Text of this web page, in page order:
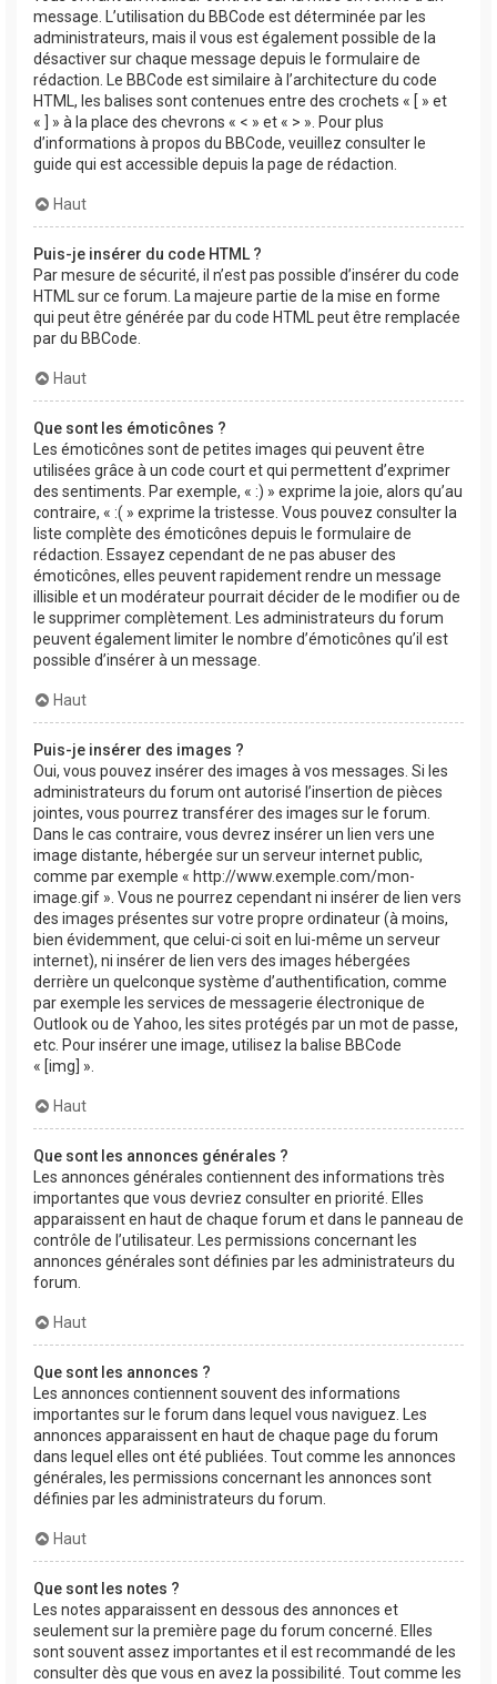
message. L’utilisation du BBCode est déterminée par les
administrateurs, mais il vous est également possible de la
désactiver sur chaque message depuis le formulaire de
rédaction. Le BBCode est similaire à l’architecture du code
HTML, les balises sont contenues entre des crochets « [ » et
« ] » à la place des chevrons « < » et « > ». Pour plus
d’informations à propos du BBCode, veuillez consulter le
guide qui est accessible depuis la page de rédaction.
Haut
Puis-je insérer du code HTML ?
Par mesure de sécurité, il n’est pas possible d’insérer du code
HTML sur ce forum. La majeure partie de la mise en forme
qui peut être générée par du code HTML peut être remplacée
par du BBCode.
Haut
Que sont les émoticônes ?
Les émoticônes sont de petites images qui peuvent être
utilisées grâce à un code court et qui permettent d’exprimer
des sentiments. Par exemple, « :) » exprime la joie, alors qu’au
contraire, « :( » exprime la tristesse. Vous pouvez consulter la
liste complète des émoticônes depuis le formulaire de
rédaction. Essayez cependant de ne pas abuser des
émoticônes, elles peuvent rapidement rendre un message
illisible et un modérateur pourrait décider de le modifier ou de
le supprimer complètement. Les administrateurs du forum
peuvent également limiter le nombre d’émoticônes qu’il est
possible d’insérer à un message.
Haut
Puis-je insérer des images ?
Oui, vous pouvez insérer des images à vos messages. Si les
administrateurs du forum ont autorisé l’insertion de pièces
jointes, vous pourrez transférer des images sur le forum.
Dans le cas contraire, vous devrez insérer un lien vers une
image distante, hébergée sur un serveur internet public,
comme par exemple « http://www.exemple.com/mon-
image.gif ». Vous ne pourrez cependant ni insérer de lien vers
des images présentes sur votre propre ordinateur (à moins,
bien évidemment, que celui-ci soit en lui-même un serveur
internet), ni insérer de lien vers des images hébergées
derrière un quelconque système d’authentification, comme
par exemple les services de messagerie électronique de
Outlook ou de Yahoo, les sites protégés par un mot de passe,
etc. Pour insérer une image, utilisez la balise BBCode
« [img] ».
Haut
Que sont les annonces générales ?
Les annonces générales contiennent des informations très
importantes que vous devriez consulter en priorité. Elles
apparaissent en haut de chaque forum et dans le panneau de
contrôle de l’utilisateur. Les permissions concernant les
annonces générales sont définies par les administrateurs du
forum.
Haut
Que sont les annonces ?
Les annonces contiennent souvent des informations
importantes sur le forum dans lequel vous naviguez. Les
annonces apparaissent en haut de chaque page du forum
dans lequel elles ont été publiées. Tout comme les annonces
générales, les permissions concernant les annonces sont
définies par les administrateurs du forum.
Haut
Que sont les notes ?
Les notes apparaissent en dessous des annonces et
seulement sur la première page du forum concerné. Elles
sont souvent assez importantes et il est recommandé de les
consulter dès que vous en avez la possibilité. Tout comme les